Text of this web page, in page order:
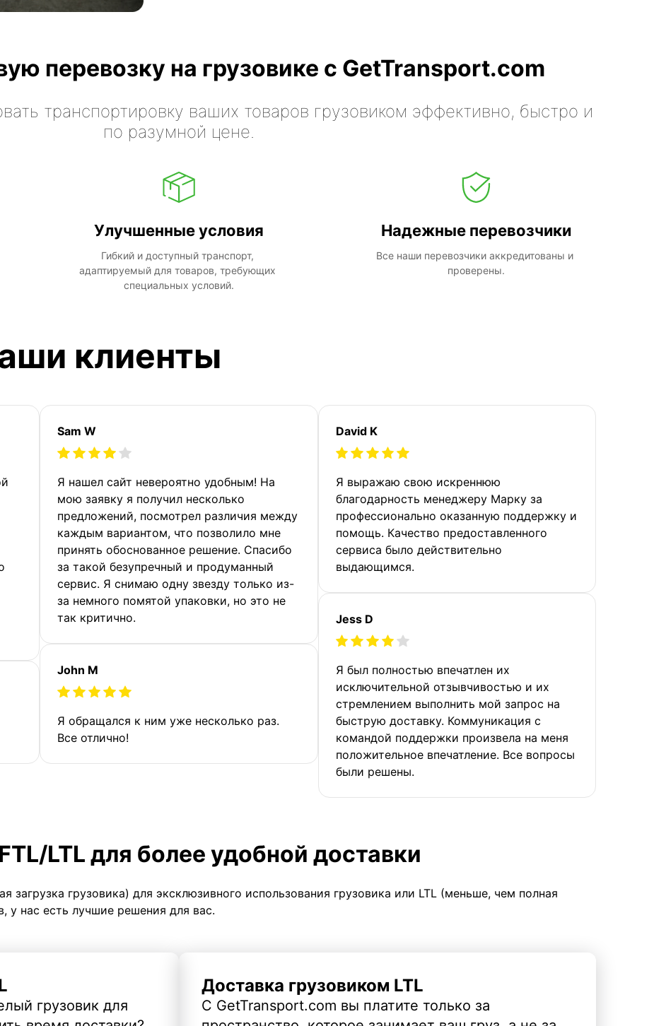
перевозку на грузовике с GetTransport.com
транспортировку ваших товаров грузовиком эффективно, быстро и
по разумной цене.
Улучшенные условия
Гибкий и доступный транспорт,
адаптируемый для товаров, требующих
специальных условий.
Надежные перевозчики
Все наши перевозчики аккредитованы и
проверены.
клиенты
Sam W
Я нашел сайт невероятно удобным! На
мою заявку я получил несколько
предложений, посмотрел различия между
каждым вариантом, что позволило мне
принять обоснованное решение. Спасибо
за такой безупречный и продуманный
сервис. Я снимаю одну звезду только из-
за немного помятой упаковки, но это не
так критично.
John M
Я обращался к ним уже несколько раз.
Все отлично!
David K
Я выражаю свою искреннюю
благодарность менеджеру Марку за
профессионально оказанную поддержку и
помощь. Качество предоставленного
сервиса было действительно
выдающимся.
Jess D
Я был полностью впечатлен их
исключительной отзывчивостью и их
стремлением выполнить мой запрос на
быструю доставку. Коммуникация с
командой поддержки произвела на меня
положительное впечатление. Все вопросы
были решены.
LTL для более удобной доставки
загрузка грузовика) для эксклюзивного использования грузовика или LTL (меньше, чем полная
у нас есть лучшие решения для вас.
грузовик для
Доставка грузовиком LTL
С GetTransport.com вы платите только за